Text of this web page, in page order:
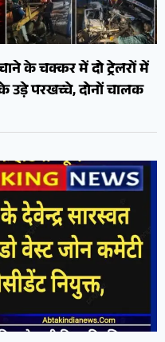
के चक्कर में दो ट्रेलरों में
उड़े परखच्चे, दोनों चालक